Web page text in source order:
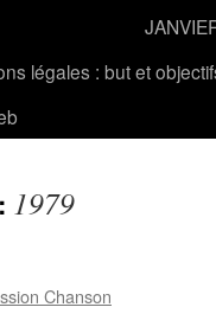
légales : but et
1979
Chanson